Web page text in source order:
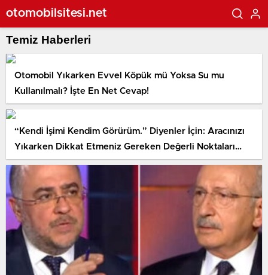
otomobilsitesi.net
Temiz Haberleri
Otomobil Yıkarken Evvel Köpük mü Yoksa Su mu
Kullanılmalı? İşte En Net Cevap!
“Kendi İşimi Kendim Görürüm.” Diyenler İçin: Aracınızı
Yıkarken Dikkat Etmeniz Gereken Değerli Noktaları
Anlattık